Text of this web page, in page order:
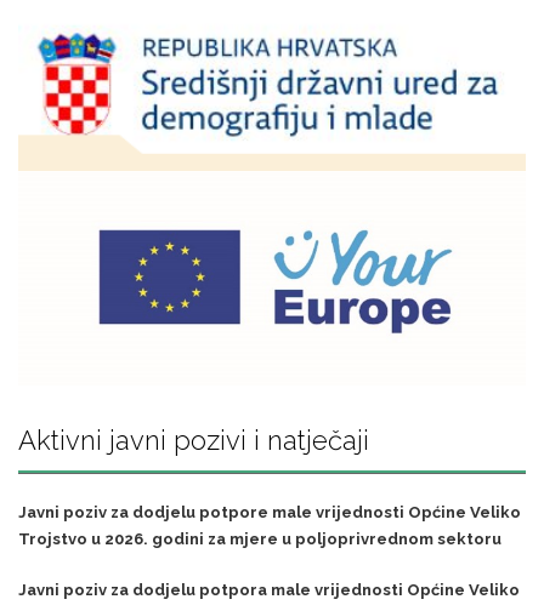
Aktivni javni pozivi i natječaji
Javni poziv za dodjelu potpore male vrijednosti Općine Veliko
Trojstvo u 2026. godini za mjere u poljoprivrednom sektoru
Javni poziv za dodjelu potpora male vrijednosti Općine Veliko